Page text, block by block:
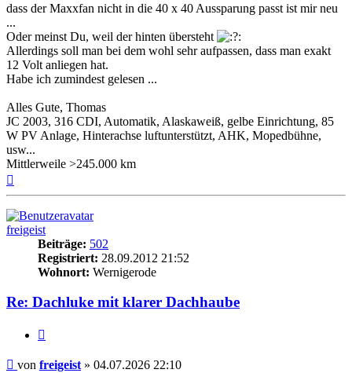
dass der Maxxfan nicht in die 40 x 40 Aussparung passt ist mir neu
...
Oder meinst Du, weil der hinten übersteht
Allerdings soll man bei dem wohl sehr aufpassen, dass man exakt
12 Volt anliegen hat.
Habe ich zumindest gelesen ...
Alles Gute, Thomas
JC 2003, 316 CDI, Automatik, Alaskaweiß, gelbe Einrichtung, 85
W PV Anlage, Hinterachse luftunterstützt, AHK, Mopedbühne,
usw...
Mittlerweile >245.000 km
freigeist
Beiträge: 502
Registriert: 28.09.2012 21:52
Wohnort: Wernigerode
Re: Dachluke mit klarer Dachhaube
Beitrag
von freigeist » 04.07.2026 22:10